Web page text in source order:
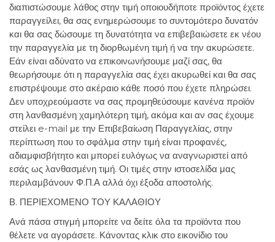
διαπιστώσουμε λάθος στην τιμή οποιουδήποτε προϊόντος έχετε
παραγγείλει, θα σας ενημερώσουμε το συντομότερο δυνατόν
και θα σας δώσουμε τη δυνατότητα να επιβεβαιώσετε εκ νέου
την παραγγελία με τη διορθωμένη τιμή ή να την ακυρώσετε.
Εάν είναι αδύνατο να επικοινωνήσουμε μαζί σας, θα
θεωρήσουμε ότι η παραγγελία σας έχει ακυρωθεί και θα σας
επιστρέψουμε στο ακέραιο κάθε ποσό που έχετε πληρώσει.
Δεν υποχρεούμαστε να σας προμηθεύσουμε κανένα προϊόν
στη λανθασμένη χαμηλότερη τιμή, ακόμα και αν σας έχουμε
στείλει e-mail με την Επιβεβαίωση Παραγγελίας, στην
περίπτωση που το σφάλμα στην τιμή είναι προφανές,
αδιαμφισβήτητο και μπορεί ευλόγως να αναγνωριστεί από
εσάς ως λανθασμένη τιμή. Οι τιμές στην ιστοσελίδα μας
περιλαμβάνουν Φ.Π.Α αλλά όχι έξοδα αποστολής.
Β. ΠΕΡΙΕΧΟΜΕΝΟ ΤΟΥ ΚΑΛΑΘΙΟΥ
Ανά πάσα στιγμή μπορείτε να δείτε όλα τα προϊόντα που
θέλετε να αγοράσετε. Κάνοντας κλικ στο εικονίδιο του